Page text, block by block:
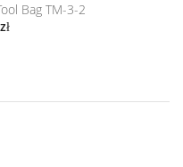
Bag TM-3-2